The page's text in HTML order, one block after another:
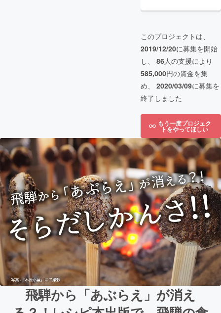
このプロジェクトは、
2019/12/20に募集を開始
し、 86人の支援により
585,000円の資金を集
め、 2020/03/09に募集を
終了しました
もう一度プロジェク
トをやってほしい
飛騨から「あぶらえ」が消え